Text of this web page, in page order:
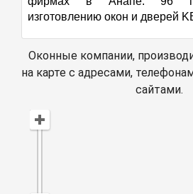
изготовлению окон и дверей
Оконные компании,
на карте с адресами,
сайтами.
Открыть в Яндекс Картах